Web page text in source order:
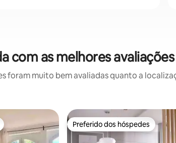
com as melhores
foram muito bem avaliadas quanto a
Preferido dos hóspedes
Preferido dos hóspedes